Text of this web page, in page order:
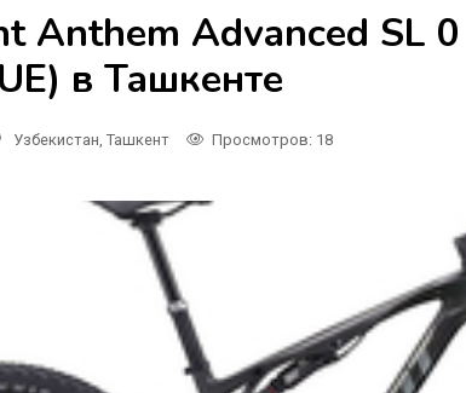
Anthem Advanced SL
в Ташкенте
Узбекистан Ташкент Просмотров: 18